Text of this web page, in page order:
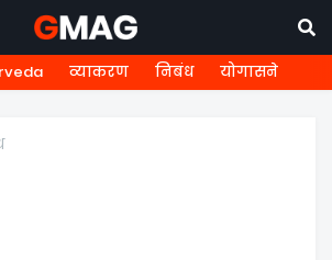
व्याकरण निबंध योगासने